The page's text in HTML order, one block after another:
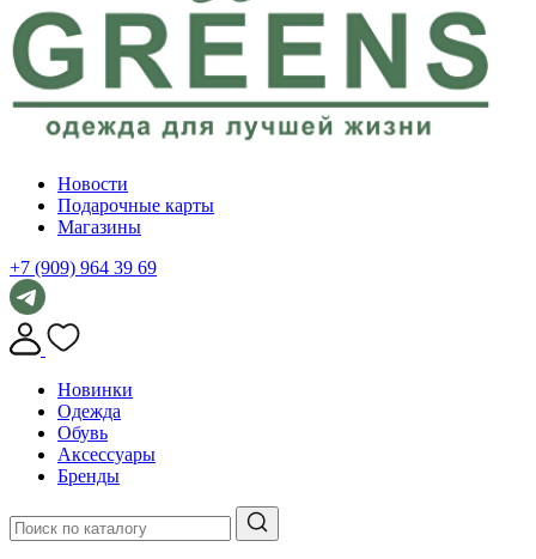
Новости
Подарочные карты
Магазины
+7 (909) 964 39 69
Новинки
Одежда
Обувь
Аксессуары
Бренды